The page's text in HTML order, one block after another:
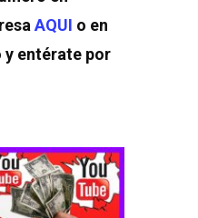
AQUI o en
y entérate por